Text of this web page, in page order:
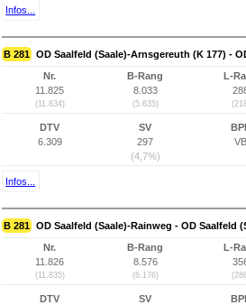
Infos...
B 281 OD Saalfeld (Saale)-Arnsgereuth (K 177) -
Nr.
11.825
(11.834)
B-Rang
8.033
(5.635)
L-
DTV
6.309
SV
297
(4,7%)
VB
Infos...
B 281 OD Saalfeld (Saale)-Rainweg - OD Saalfeld
Nr.
11.826
(11.835)
B-Rang
8.576
(6.176)
L-
DTV
SV